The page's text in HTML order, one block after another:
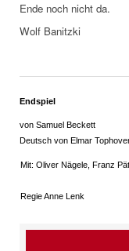
Ende noch nicht da.
Wolf Banitzki
Endspiel
von Samuel Beckett
Deutsch von Elmar
Mit: Oliver Nägele, Franz
Regie Anne Lenk